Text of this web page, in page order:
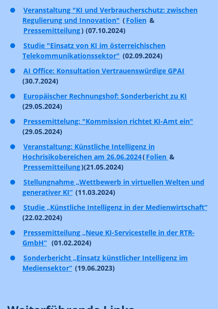
Veranstaltung "KI und Verbraucherschutz: zwischen
Regulierung und Innovation" ( Folien &
Pressemitteilung) (07.10.2024)
Studie "Einsatz von KI im österreichischen
Telekommunikationssektor" (02.09.2024)
AI Office: Konsultation Vertrauenswürdige GPAI
(30.7.2024)
Europäischer Rechnungshof: Sonderbericht zu KI
(29.05.2024)
Pressemittelung: "Kommission richtet KI-Amt ein"
(29.05.2024)
Veranstaltung: Künstliche Intelligenz in
Hochrisikobereichen am 26.06.2024( Folien &
Pressemitteilung)(21.05.2024)
Stellungnahme „Wettbewerb in virtuellen Welten und
generativer KI“ (11.03.2024)
Studie „Künstliche Intelligenz in der Medienwirtschaft“
(22.02.2024)
Pressemitteilung „Neue KI-Servicestelle in der RTR-
GmbH“ (01.02.2024)
Sonderbericht „Einsatz künstlicher Intelligenz im
Mediensektor“ (19.06.2023)